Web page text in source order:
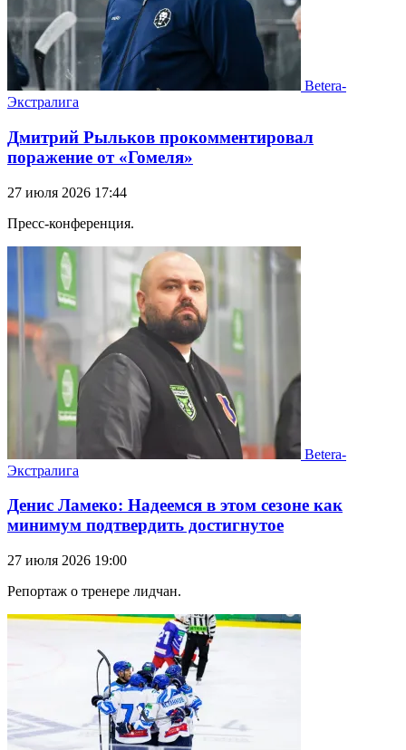
Betera-
Экстралига
Дмитрий Рыльков прокомментировал
поражение от «Гомеля»
27 июля 2026 17:44
Пресс-конференция.
Betera-
Экстралига
Денис Ламеко: Надеемся в этом сезоне как
минимум подтвердить достигнутое
27 июля 2026 19:00
Репортаж о тренере лидчан.